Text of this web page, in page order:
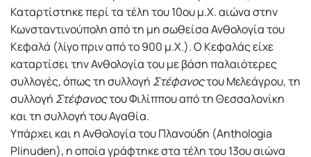
Καταρτίστηκε περί τα τέλη του 10ου μ.Χ. αιώνα στην
Κωνσταντινούπολη από τη μη σωθείσα Ανθολογία του
Κεφαλά (λίγο πριν από το 900 μ.Χ.). Ο Κεφαλάς είχε
καταρτίσει την Ανθολογία του με βάση παλαιότερες
συλλογές, όπως τη συλλογή Στέφανοςτου Μελεάγρου, τη
συλλογή Στέφανοςτου Φιλίππου από τη Θεσσαλονίκη
και τη συλλογή του Αγαθία.
Υπάρχει και η Ανθολογία του Πλανούδη (Anthologia
Plinuden), η οποία γράφτηκε στα τέλη του 13ου αιώνα